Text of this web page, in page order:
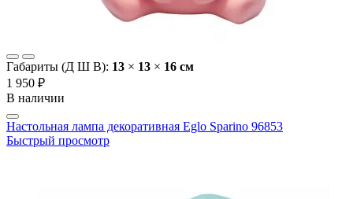
Габариты (Д Ш В): 13 × 13 × 16 cм
1 950 ₽
В наличии
Настольная лампа декоративная Eglo Sparino 96853
Быстрый просмотр